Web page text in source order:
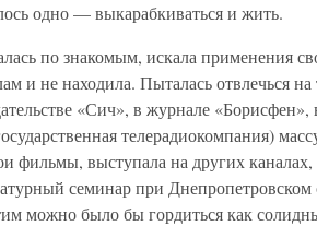
одно — выкарабкиваться и жить.
по знакомым, искала применения
и не находила. Пыталась отвлечься на
«Сич», в журнале
телерадиокомпания)
фильмы, выступала на других
семинар при
можно было бы гордиться как